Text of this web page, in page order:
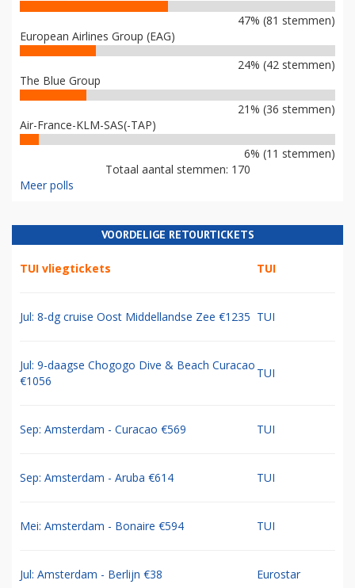
47% (81 stemmen)
European Airlines Group (EAG)
24% (42 stemmen)
The Blue Group
21% (36 stemmen)
Air-France-KLM-SAS(-TAP)
6% (11 stemmen)
Totaal aantal stemmen: 170
Meer polls
VOORDELIGE RETOURTICKETS
TUI vliegtickets TUI
Jul: 8-dg cruise Oost Middellandse Zee €1235 TUI
Jul: 9-daagse Chogogo Dive & Beach Curacao
€1056
TUI
Sep: Amsterdam - Curacao €569 TUI
Sep: Amsterdam - Aruba €614 TUI
Mei: Amsterdam - Bonaire €594 TUI
Jul: Amsterdam - Berlijn €38 Eurostar